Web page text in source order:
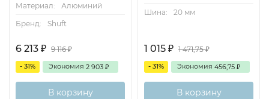
Материал:
Алюминий
Бренд:
Shuft
6 213 ₽ 9 116₽
- 31% Экономия 2 903 ₽
В корзину
Шина:
20 мм
1 015 ₽ 1 471,75₽
- 31% Экономия 456,75 ₽
В корзину